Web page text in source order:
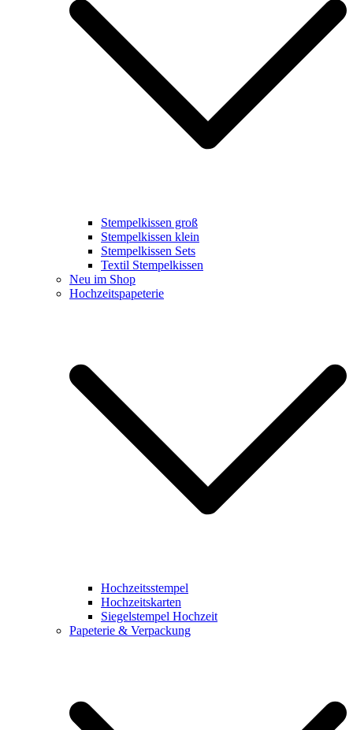
Stempelkissen groß
Stempelkissen klein
Stempelkissen Sets
Textil Stempelkissen
Neu im Shop
Hochzeitspapeterie
Hochzeitsstempel
Hochzeitskarten
Siegelstempel Hochzeit
Papeterie & Verpackung